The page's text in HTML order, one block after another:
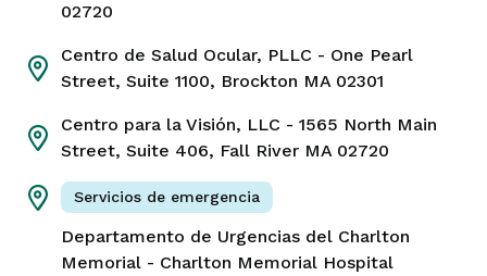
AMAC Neurología y Medicina del
Sueño Asociados
Teléfono
508-717-8903
Dirección
Carretera estatal 237
North Dartmouth MA 02747
02720
Centro de Salud Ocular, PLLC - One Pearl
Street, Suite 1100, Brockton MA 02301
Centro para la Visión, LLC - 1565 North Main
Street, Suite 406, Fall River MA 02720
Servicios de emergencia
Departamento de Urgencias del Charlton
Memorial - Charlton Memorial Hospital